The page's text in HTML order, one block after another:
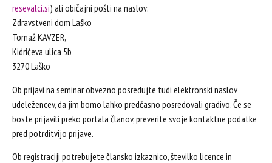
resevalci.si) ali običajni pošti na naslov:
Zdravstveni dom Laško
Tomaž KAVZER,
Kidričeva ulica 5b
3270 Laško
Ob prijavi na seminar obvezno posredujte tudi elektronski naslov
udeležencev, da jim bomo lahko predčasno posredovali gradivo. Če se
boste prijavili preko portala članov, preverite svoje kontaktne podatke
pred potrditvijo prijave.
Ob registraciji potrebujete člansko izkaznico, številko licence in